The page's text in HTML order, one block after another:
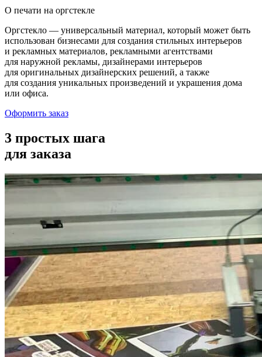
О печати на оргстекле
Оргстекло — универсальный материал, который может быть
использован бизнесами для создания стильных интерьеров
и рекламных материалов, рекламными агентствами
для наружной рекламы, дизайнерами интерьеров
для оригинальных дизайнерских решений, а также
для создания уникальных произведений и украшения дома
или офиса.
Оформить заказ
3 простых шага
для заказа